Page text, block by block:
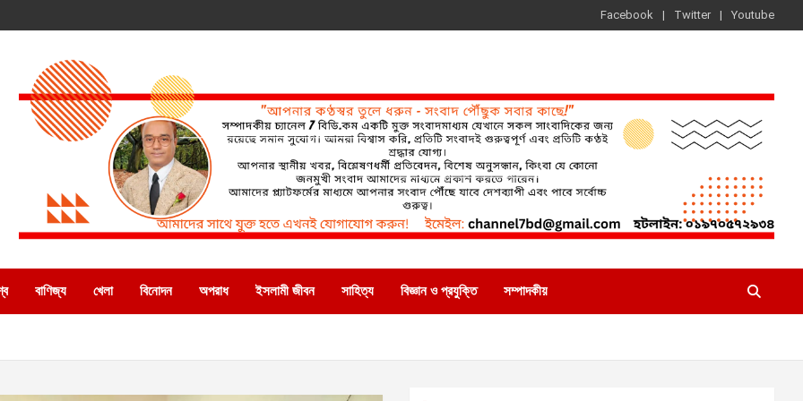
Facebook Twitter Youtube
বাণিজ্য খেলা বিনোদন অপরাধ ইসলামী জীবন সাহিত্য বিজ্ঞান ও প্রযুক্তি সম্পাদকীয়